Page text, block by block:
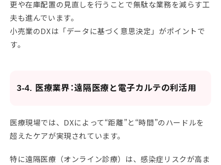
更や在庫配置の見直しを行うことで無駄な業務を減らす工
夫も進んでいます。
小売業のDXは「データに基づく意思決定」がポイントで
す。
3-4. 医療業界：遠隔医療と電子カルテの利活用
医療現場では、DXによって“距離”と“時間”のハードルを
超えたケアが実現されています。
特に遠隔医療（オンライン診療）は、感染症リスクが高ま